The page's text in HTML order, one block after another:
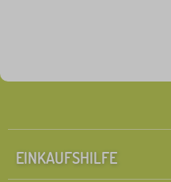
FILTERN
EINKAUFSHILFE